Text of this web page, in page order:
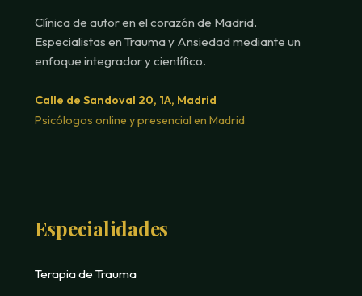
Clínica de autor en el corazón de Madrid.
Especialistas en Trauma y Ansiedad mediante un
enfoque integrador y científico.
Calle de Sandoval 20, 1A, Madrid
Psicólogos online y presencial en Madrid
Especialidades
Terapia de Trauma